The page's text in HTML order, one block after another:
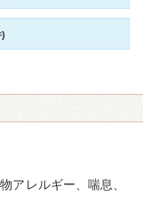
アレルギー、喘息、